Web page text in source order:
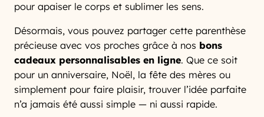
pour apaiser le corps et sublimer les sens.
Désormais, vous pouvez partager cette parenthèse
précieuse avec vos proches grâce à nos bons
cadeaux personnalisables en ligne. Que ce soit
pour un anniversaire, Noël, la fête des mères ou
simplement pour faire plaisir, trouver l’idée parfaite
n’a jamais été aussi simple — ni aussi rapide.